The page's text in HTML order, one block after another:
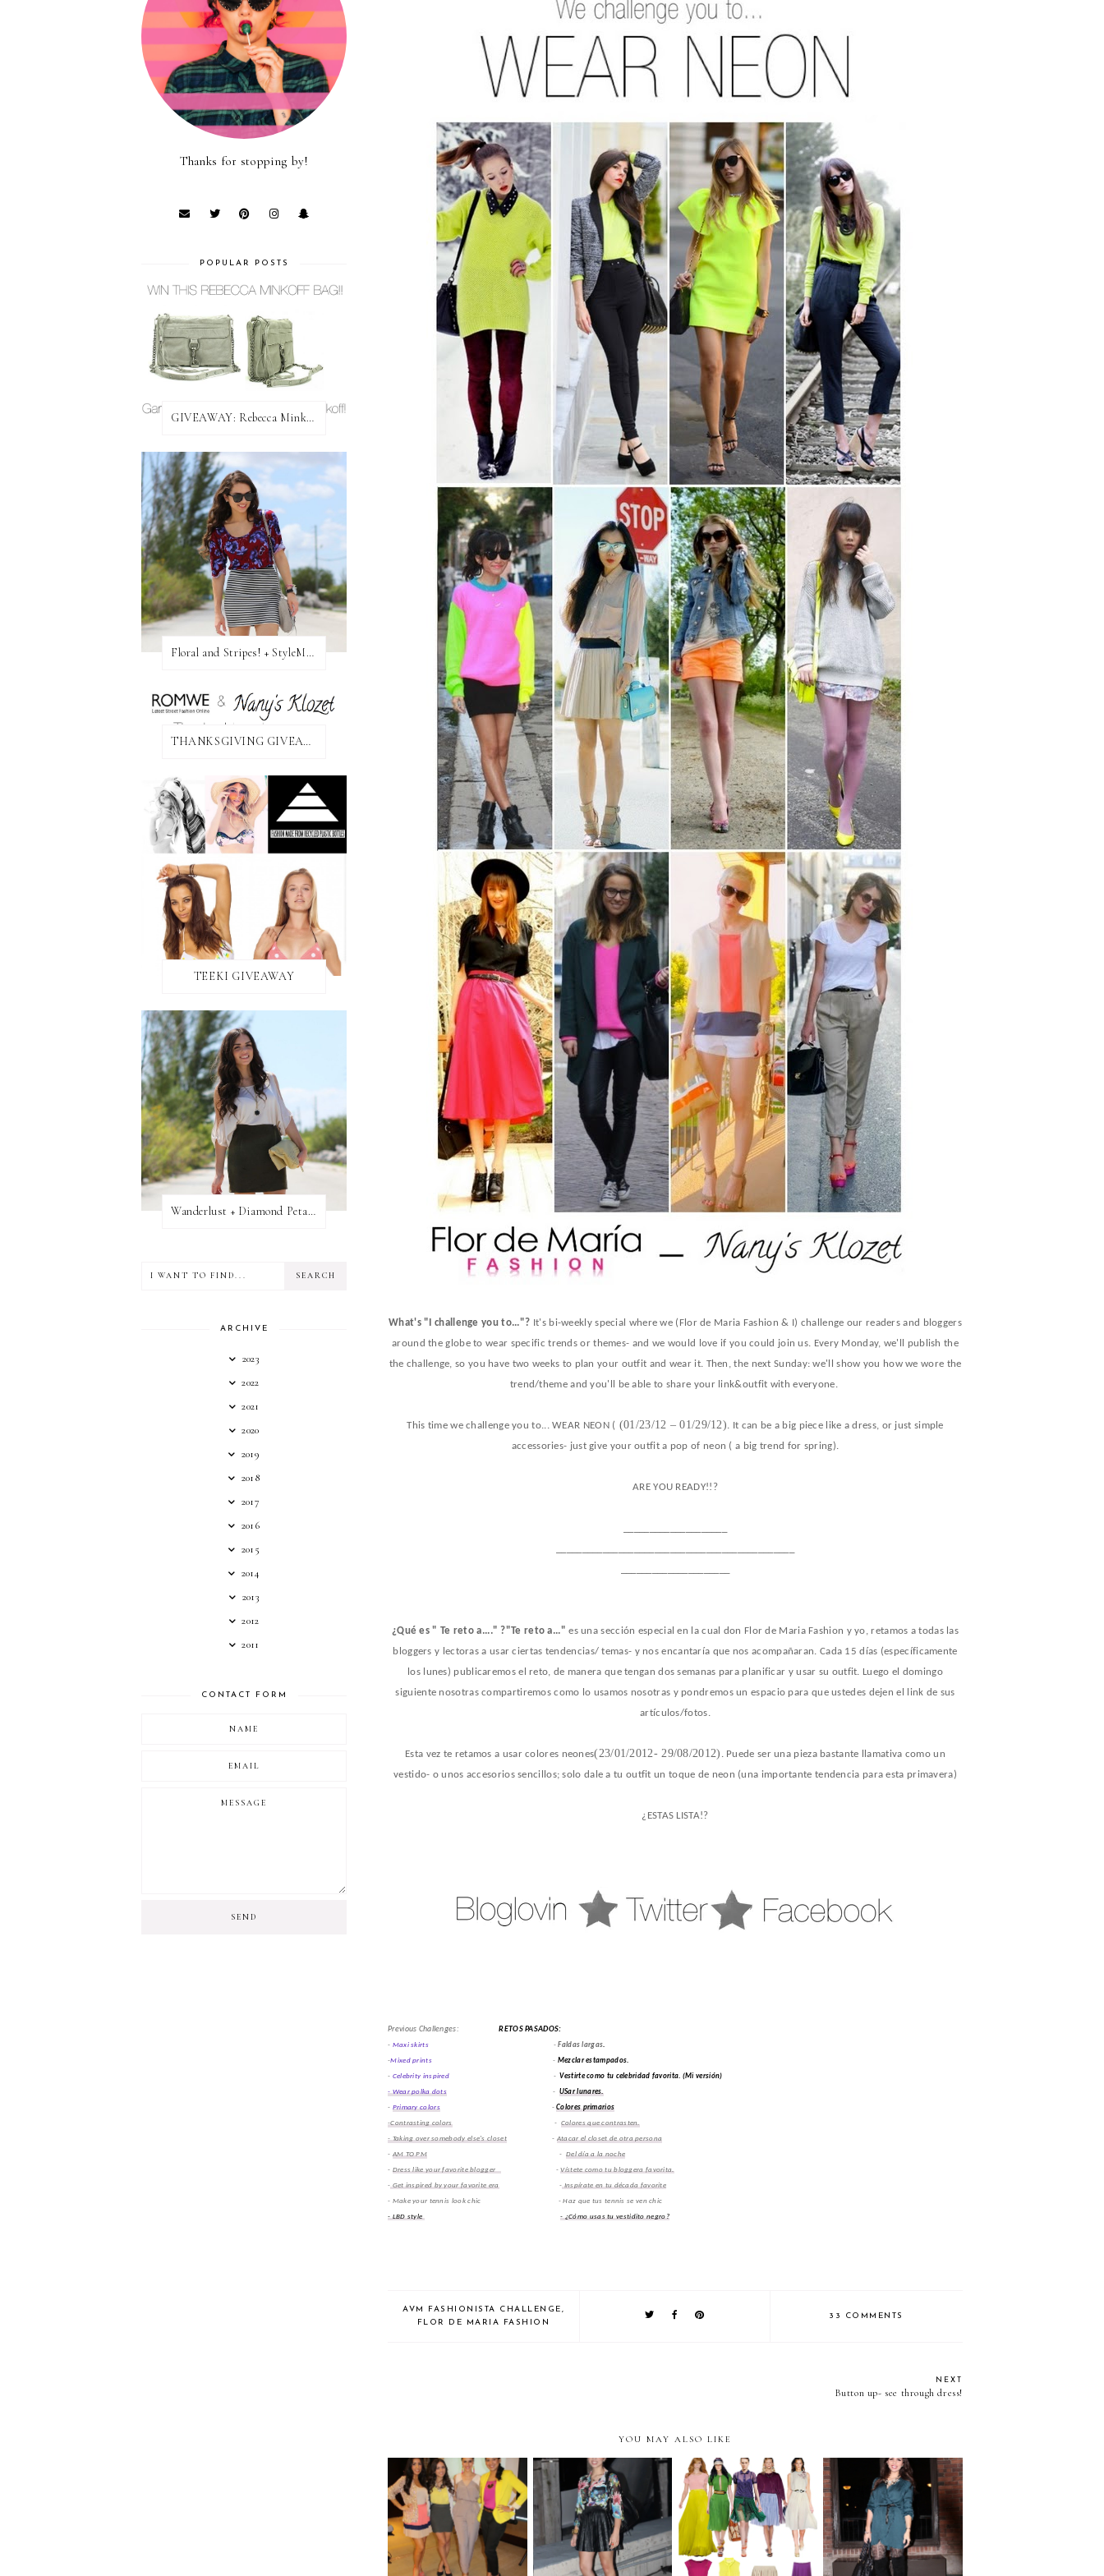
What's "I challenge you to..."? It's bi-weekly special where we (Flor de Maria Fashion & I) challenge our readers and bloggers
around the globe to wear specific trends or themes- and we would love if you could join us. Every Monday, we'll publish the
the challenge, so you have two weeks to plan your outfit and wear it. Then, the next Sunday: we'll show you how we wore the
trend/theme and you'll be able to share your link&outfit with everyone.
This time we challenge you to... WEAR NEON ( (01/23/12 – 01/29/12). It can be a big piece like a dress, or just simple
accessories- just give your outfit a pop of neon ( a big trend for spring).
ARE YOU READY!!?
¿Qué es " Te reto a...." ?"Te reto a..." es una sección especial en la cual don Flor de Maria Fashion y yo, retamos a todas las
bloggers y lectoras a usar ciertas tendencias/ temas- y nos encantaría que nos acompañaran. Cada 15 días (específicamente
los lunes) publicaremos el reto, de manera que tengan dos semanas para planificar y usar su outfit. Luego el domingo
siguiente nosotras compartiremos como lo usamos nosotras y pondremos un espacio para que ustedes dejen el link de sus
artículos/fotos.
Esta vez te retamos a usar colores neones(23/01/2012- 29/08/2012) . Puede ser una pieza bastante llamativa como un
vestido- o unos accesorios sencillos; solo dale a tu outfit un toque de neon (una importante tendencia para esta primavera)
¿ESTAS LISTA!?
Previous Challenges:RETOS PASADOS:
- Maxi skirts-Faldas largas.
-Mixed prints- Mezclar estampados.
- Celebrity inspired - Vestirte como tu celebridad favorita. (Mi versión)
- Wear polka dots - USar lunares.
- Primary colors-Colores primarios
-Contrasting colors- Colores que contrasten.
- Taking over somebody else's closet- Atacar el closet de otra persona
- AM TO PM - Del día a la noche
- Dress like your favorite blogger -Vístete como tu bloggera favorita.
-Get inspired by your favorite era-Inspírate en tu década favorite
- Make your tennis look chic - Haz que tus tennis se ven chic
- LBD style - ¿Cómo usas tu vestidito negro?
AVM FASHIONISTA CHALLENGE,
FLOR DE MARIA FASHION
33 COMMENTS
NEXT
Button up- see through dress!
YOU MAY ALSO LIKE
"Ay Que Linda"-
Hispanicize!
Pleats at sea!
We challenge you to...
WEAR PLEATS!
LATISM GALA
AWARDS!
Thanks for stopping by!
POPULAR POSTS
GIVEAWAY: Rebecca Minkoff Bag!
Floral and Stripes! + StyleMint GIVEAWAY!
THANKSGIVING GIVEAWAY!
TEEKI GIVEAWAY
Wanderlust + Diamond Petal Giveaway
ARCHIVE
2023
2022
2021
2020
2019
2018
2017
2016
2015
2014
2013
2012
2011
CONTACT FORM